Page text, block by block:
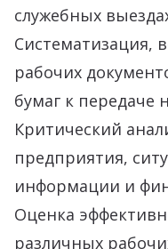
служебных
Систематизация,
рабочих
бумаг к передаче
Критический
предприятия,
информации и
Оценка
различных